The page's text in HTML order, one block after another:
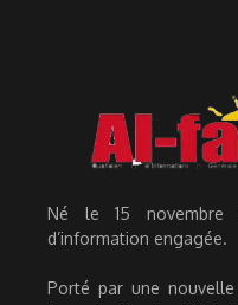
Né le 15 novembre
d’information engagée.
Porté par une